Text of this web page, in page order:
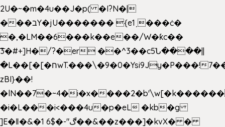
2U�~�m�4u��J�p( �I?N�|
���בY�jU������� {e1ˏ���ċ�
�,�LM��6���k��e��/W�ƙc��
͞3�#+]H�/?�er ��^3��c5Ն����||
�L��[�[�חwT.���\�9�0�Ysi9Jy�P���!7���,�>�P�z�k��-
zBI}��!
�lN��7�~4�i�x�
�i�L���i<���4u�p�eL �kb�g
]E�ǁ�&�1 6$�-"ڰ��&��z���]�kvX� �